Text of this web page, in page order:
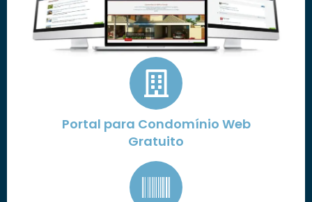
Portal para Condomínio Web
Gratuito